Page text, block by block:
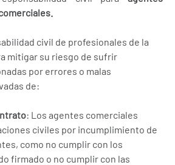
civil de profesionales de la
mitigar su riesgo de sufrir
por errores o malas
de:
: Los agentes comerciales
civiles por incumplimiento de
como no cumplir con los
firmado o no cumplir con las